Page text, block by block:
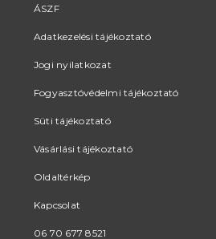
ÁSZF
Adatkezelési tájékoztató
Jogi nyilatkozat
Fogyasztóvédelmi tájékoztató
Süti tájékoztató
Vásárlási tájékoztató
Oldaltérkép
Kapcsolat
06 70 677 8521